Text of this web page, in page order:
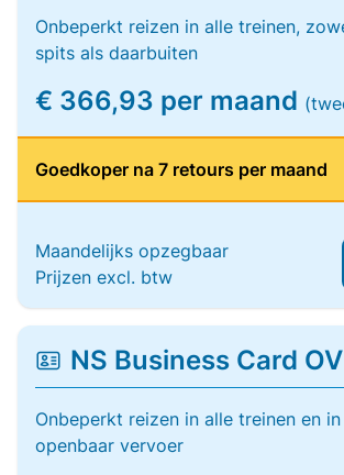
Onbeperkt reizen in alle treinen,
spits als daarbuiten
€ 366,93 per maand
Goedkoper na 7 retours per maand
Maandelijks opzegbaar
Prijzen excl. btw
NS Business Card
Onbeperkt reizen in alle treinen en
openbaar vervoer